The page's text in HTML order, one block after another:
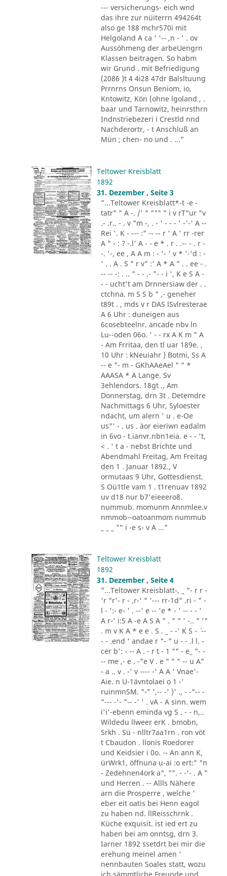
--- versicherungs- eich wnd
das ihre zur nüiterrn 494264t
also ge 188 mchr570i mit
Helgoland A ca ' '-- ,n - ' . ov
Aussöhmeng der arbeUengrn
Klassen beitragen. So habm
wir Grund . mit Befriedigung
(2086 )t 4 4i28 47dr Balsltuung
Prrnrns Onsun Beniom, io,
Kntowitz, Kön (ohne lgoland , .
baar und Tarnowitz, heinrsthrn
Indnstriebezeri i Crestld nnd
Nachderortr, - t Anschluß an
Mün ; chen- no und . ..."
Teltower Kreisblatt
1892
31. Dezember , Seite 3
"...Teltower Kreisblatt*-t -e -
tatr" " A -. /' " """ " i v rT"ur "v
.- .r.. - . v "m -, . - ' - - - ' -'-' A --
Rei '. K - --- :" -- -- r ' A ' rr -rer
A " - : ? -.l' A - - e * . r . .-- - . r -
-. '-, ee , A A m : - '- ' v * '-'d : -
' . . A . S " r v" :' A * A " . . ee - .
-- -- -: . .. " - - .- "- - i ', K e S A -
- - ucht't am Drnnersiaw der . .
ctchna. m S S b " ,- geneher
t89t . , mds v r DAS lSvlresterae
A 6 Uhr : duneigen aus
6cosebteelnr. ancade nbv ln
Lu--oden 06o. ' - - rx A K m " A
- Am Frritaa, den tl uar 189e. ,
10 Uhr : kNeuiahr ) Botmi, Ss A
-- e "- m - GKhAAeAel " " *
AAASA * A Lange. Sv
3ehlendors. 18gt ., Am
Donnerstag, drn 3t . Detemdre
Nachmittags 6 Uhr, Syloester
ndacht, um alern ' u . e-Oe
us"' - . us . äor eieriwn eadalm
in 6vo - t.ianvr.nbn1eia. e - - 't,
< . ' t a - nebst Brichte und
Abendmahl Freitag, Am Freitag
den 1 . Januar 1892., V
ormutaas 9 Uhr, Gottesdienst.
S Oü1tle vam 1 . t1renuav 1892
uv d18 nur b7'eieeero8.
nummub. momunm Annmlee.v
nmmob--oatoanmom nummub
_ _ _ "" i -e s- v A ..."
Teltower Kreisblatt
1892
31. Dezember , Seite 4
"...Teltower Kreisblatt-, _ "- r r -
'r "r'- r - ,r-' " '--- rr-1d" .ri - " -
l - ':- e- ' . --' e -- 'e * - ' -- - - '
A r-' i:S A -e A S A " . " " ' -.. " '"
. m v K A * e e . S . _ - -' K S - ´ --
- - .end ' andae r "- " u - - .l l. -
cer b': - -- A . - r t - 1 "" - e_ "- -
-- me ,- e . -"e V . e " " " -- u A"
- a .. v . -' v ---- -' A A ' Vnae'-
Aie. n U-1ävntolaei o 1 -'
ruinmnSM. "-" ',-- -' )' ., - -"-- -
"--- -'- "-- -' ' . vA - A sinn. wem
i'i'-ebenn eminda vg S . - - n,..
Wildedu llweer erK . bmobn,
Srkh . Sü - nlltr7aa1rn . ron vöt
t Cbaudon . llonis Roedorer
und Keidsier i 0o. -- An ann K,
ürWrk1, öffnuna u-ai :o ert:" "n
- Zedehnen4ork a", "". - -'- . A "
und Herren . -- Allls Nähere
arn die Prosperre , welche '
eber eit oatis bei Henn eagol
zu haben nd. llReisschrnk .
Küche exquisit. ist ied ert zu
haben bei am onntsg, drn 3.
Iarner 1892 ssetdrt bei mir die
erehung meinel amen '
nennbauten Soales statt, wozu